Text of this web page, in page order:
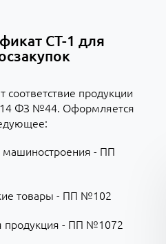
СТ-1 для
соответствие продукции
ФЗ №44. Оформляется
машиностроения - ПП
товары - ПП №102
продукция - ПП №1072